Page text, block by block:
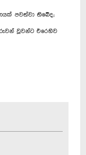
පවත්වා තිබේද;
වූවන්ට එරෙහිව